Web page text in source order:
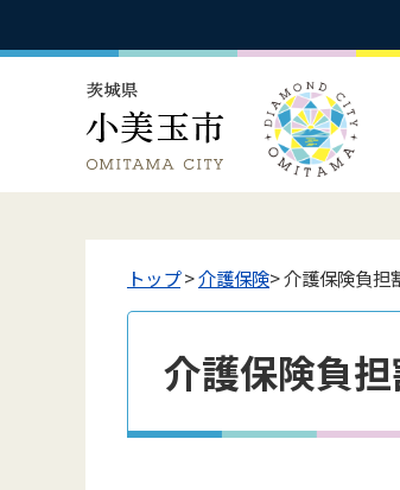
トップ>介護保険> 介護保険負担
介護保険負